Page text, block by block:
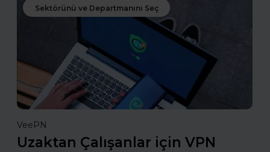
Sektörünü ve Departmanını Seç
VeePN
Uzaktan Çalışanlar için VPN